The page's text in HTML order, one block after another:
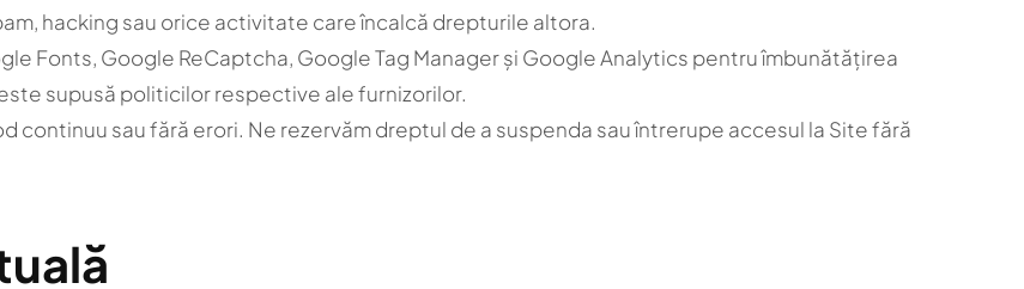
hacking sau orice activitate care încalcă drepturile altora.
Fonts, Google ReCaptcha, Google Tag Manager și Google Analytics pentru îmbunătățirea
supusă politicilor respective ale furnizorilor.
continuu sau fără erori. Ne rezervăm dreptul de a suspenda sau întrerupe accesul la Site fără